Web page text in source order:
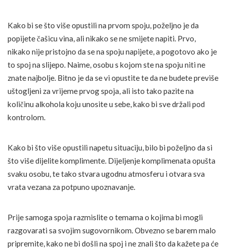
Kako bi se što više opustili na prvom spoju, poželjno je da
popijete čašicu vina, ali nikako se ne smijete napiti. Prvo,
nikako nije pristojno da se na spoju napijete, a pogotovo ako je
to spoj na slijepo. Naime, osobu s kojom ste na spoju niti ne
znate najbolje. Bitno je da se vi opustite te da ne budete previše
uštogljeni za vrijeme prvog spoja, ali isto tako pazite na
količinu alkohola koju unosite u sebe, kako bi sve držali pod
kontrolom.
Kako bi što više opustili napetu situaciju, bilo bi poželjno da si
što više dijelite komplimente. Dijeljenje komplimenata opušta
svaku osobu, te tako stvara ugodnu atmosferu i otvara sva
vrata vezana za potpuno upoznavanje.
Prije samoga spoja razmislite o temama o kojima bi mogli
razgovarati sa svojim sugovornikom. Obvezno se barem malo
pripremite, kako ne bi došli na spoj i ne znali što da kažete pa će